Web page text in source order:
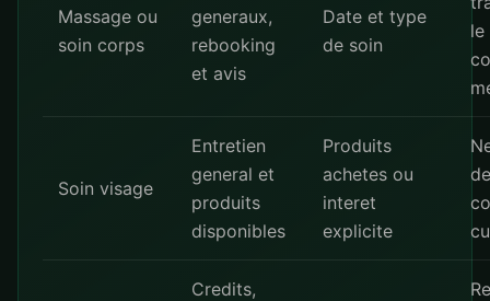
Massage ou
soin corps
generaux,
rebooking
et avis
Date et type
de soin
le
Soin visage
Entretien
general et
produits
disponibles
Produits
achetes ou
interet
explicite
Credits,